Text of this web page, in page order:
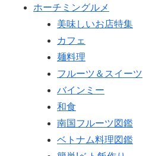
ホーチミングルメ
美味しいお店特集
カフェ
麺料理
フルーツ＆スイーツ
バインミー
和食
南国フルーツ図鑑
ベトナム料理図鑑